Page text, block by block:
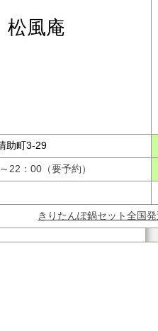
風庵
助町3-29
22：00（要予約）
きりたんぽ鍋セット全国